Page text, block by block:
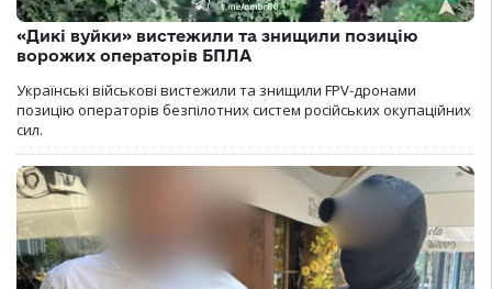
«Дикі вуйки» вистежили та знищили позицію
ворожих операторів БПЛА
Українські військові вистежили та знищили FPV-дронами
позицію операторів безпілотних систем російських окупаційних
сил.